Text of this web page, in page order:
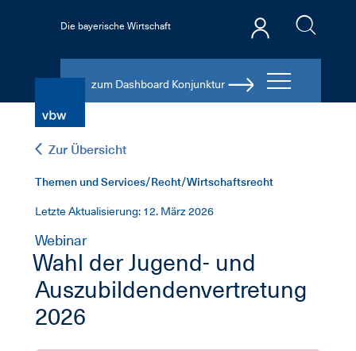
Die bayerische Wirtschaft
zum Dashboard Konjunktur
Zur Übersicht
Themen und Services/Recht/Wirtschaftsrecht
Letzte Aktualisierung: 12. März 2026
Webinar
Wahl der Jugend- und
Auszubildendenvertretung
2026